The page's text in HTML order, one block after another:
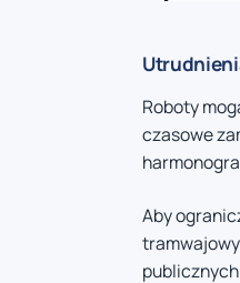
Roboty
czasowe
Aby